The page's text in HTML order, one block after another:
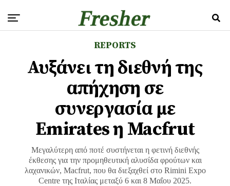
REPORTS
Αυξάνει τη διεθνή της
απήχηση σε
συνεργασία με
Emirates η Macfrut
Μεγαλύτερη από ποτέ συστήνεται η φετινή διεθνής
έκθεσης για την προμηθευτική αλυσίδα φρούτων και
λαχανικών, Macfrut, που θα διεξαχθεί στο Rimini Expo
Centre της Ιταλίας μεταξύ 6 και 8 Μαΐου 2025.